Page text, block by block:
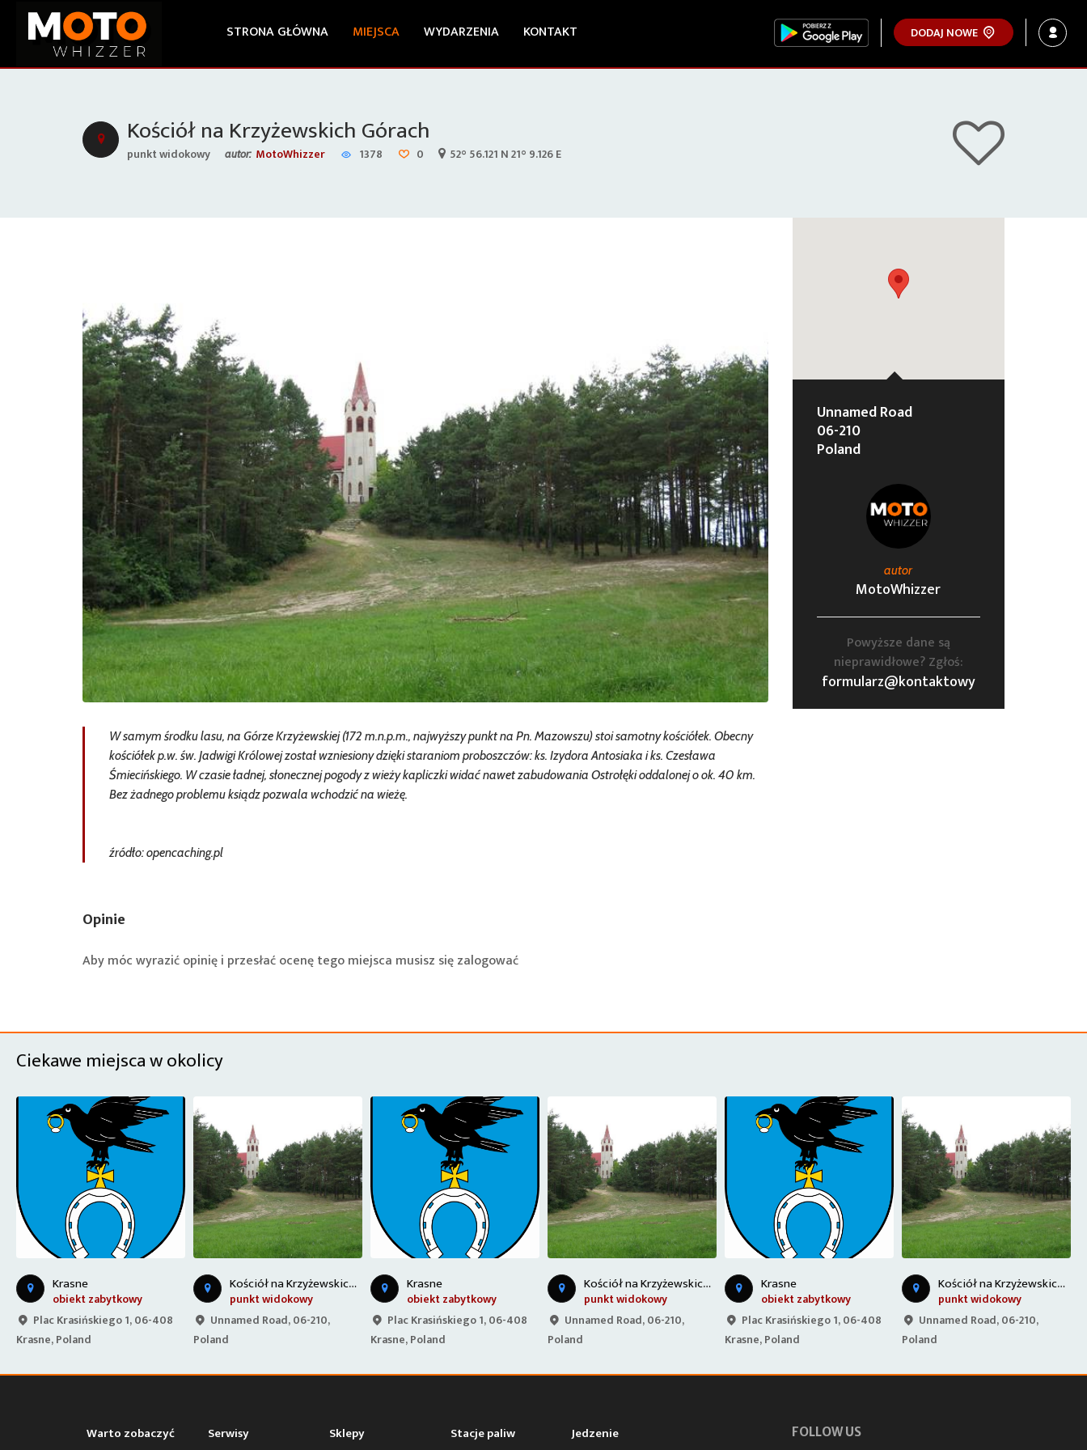
STRONA GŁÓWNA MIEJSCA WYDARZENIA KONTAKT DODAJ NOWE
Kościół na Krzyżewskich Górach
punkt widokowy autor: MotoWhizzer 1378 0 52° 56.121 N 21° 9.126 E
W samym środku lasu, na Górze Krzyżewskiej (172 m.n.p.m., najwyższy punkt na Pn. Mazowszu) stoi samotny kościółek. Obecny
kościółek p.w. św. Jadwigi Królowej został wzniesiony dzięki staraniom proboszczów: ks. Izydora Antosiaka i ks. Czesława
Śmiecińskiego. W czasie ładnej, słonecznej pogody z wieży kapliczki widać nawet zabudowania Ostrołęki oddalonej o ok. 40 km.
Bez żadnego problemu ksiądz pozwala wchodzić na wieżę.
źródło: opencaching.pl
Opinie
Aby móc wyrazić opinię i przesłać ocenę tego miejsca musisz sięzalogować
Unnamed Road
06-210
Poland
autor
MotoWhizzer
Powyższe dane są
nieprawidłowe? Zgłoś:
formularz@kontaktowy
Ciekawe miejsca w okolicy
Krasne
obiekt zabytkowy
Plac Krasińskiego 1, 06-408
Krasne, Poland
K
ościół na Krzyżewskich Górach
punkt widokowy
Unnamed Road, 06-210,
Poland
Krasne
obiekt zabytkowy
Plac Krasińskiego 1, 06-408
Krasne, Poland
K
ościół na Krzyżewskich Górach
punkt widokowy
Unnamed Road, 06-210,
Poland
Krasne
obiekt zabytkowy
Plac Krasińskiego 1, 06-408
Krasne, Poland
K
ościół na Krzyżewskich Górach
punkt widokowy
Unnamed Road, 06-210,
Poland
Warto zobaczyć Serwisy Sklepy Stacje paliw
Jedzenie
FOLLOW US